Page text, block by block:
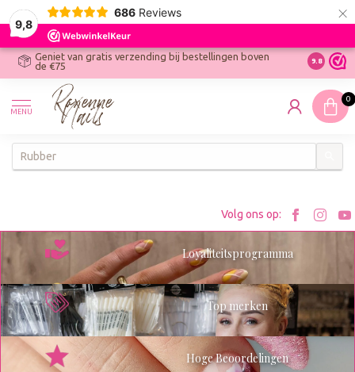
9,8
686 Reviews ×
Geniet van gratis verzending bij bestellingen boven
de €75
Ontdek
9.8
MENU
0
Volg ons op:
Bezoek
Loyaliteitsprogramma
Top merken
Hoge Beoordelingen